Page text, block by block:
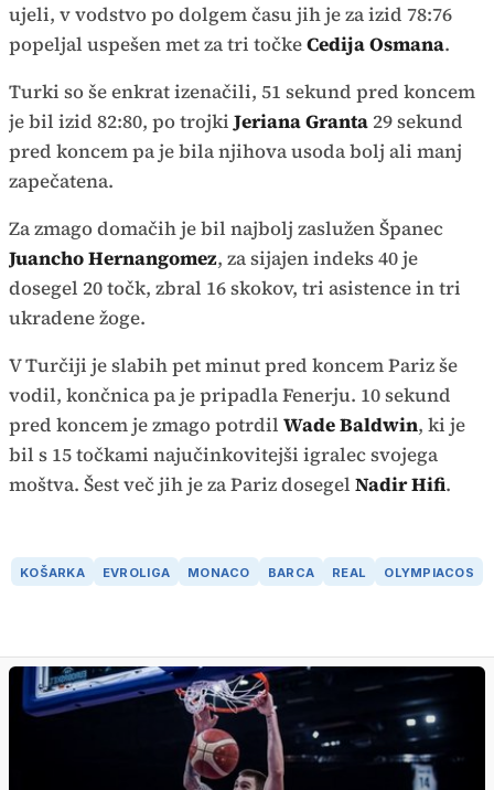
ujeli, v vodstvo po dolgem času jih je za izid 78:76
popeljal uspešen met za tri točkeCedija Osmana.
Turki so še enkrat izenačili, 51 sekund pred koncem
je bil izid 82:80, po trojkiJeriana Granta 29 sekund
pred koncem pa je bila njihova usoda bolj ali manj
zapečatena.
Za zmago domačih je bil najbolj zaslužen Španec
Juancho Hernangomez, za sijajen indeks 40 je
dosegel 20 točk, zbral 16 skokov, tri asistence in tri
ukradene žoge.
V Turčiji je slabih pet minut pred koncem Pariz še
vodil, končnica pa je pripadla Fenerju. 10 sekund
pred koncem je zmago potrdil Wade Baldwin, ki je
bil s 15 točkami najučinkovitejši igralec svojega
moštva. Šest več jih je za Pariz dosegel Nadir Hifi.
KOŠARKA EVROLIGA MONACO BARCA REAL OLYMPIACOS